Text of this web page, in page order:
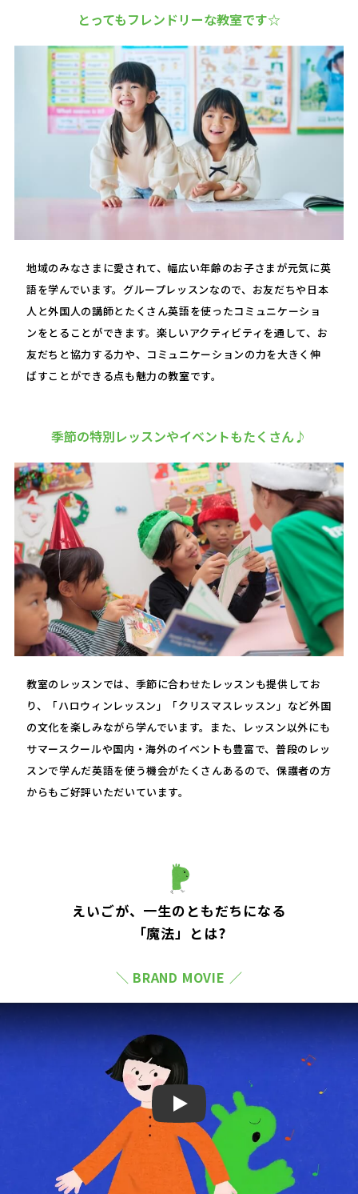
とってもフレンドリーな教室です☆
地域のみなさまに愛されて、幅広い年齢のお子さまが元気に英
語を学んでいます。グループレッスンなので、お友だちや日本
人と外国人の講師とたくさん英語を使ったコミュニケーショ
ンをとることができます。楽しいアクティビティを通して、お
友だちと協力する力や、コミュニケーションの力を大きく伸
ばすことができる点も魅力の教室です。
季節の特別レッスンやイベントもたくさん♪
教室のレッスンでは、季節に合わせたレッスンも提供してお
り、「ハロウィンレッスン」「クリスマスレッスン」など外国
の文化を楽しみながら学んでいます。また、レッスン以外にも
サマースクールや国内・海外のイベントも豊富で、普段のレッ
スンで学んだ英語を使う機会がたくさんあるので、保護者の方
からもご好評いただいています。
えいごが、一生のともだちになる
「魔法」とは?
＼ BRAND MOVIE ／